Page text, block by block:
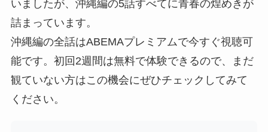
いましたが、沖縄編の5話すべてに青春の煌めきが
詰まっています。
沖縄編の全話はABEMAプレミアムで今すぐ視聴可
能です。初回2週間は無料で体験できるので、まだ
観ていない方はこの機会にぜひチェックしてみて
ください。